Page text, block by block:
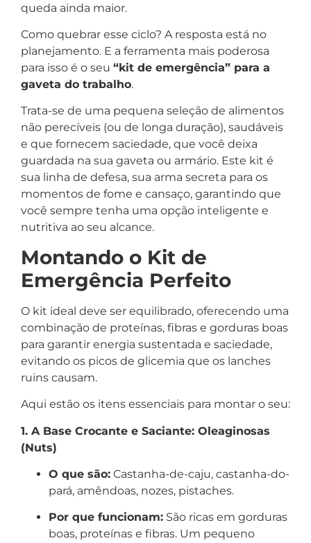
queda ainda maior.
Como quebrar esse ciclo? A resposta está no
planejamento. E a ferramenta mais poderosa
para isso é o seu “kit de emergência” para a
gaveta do trabalho.
Trata-se de uma pequena seleção de alimentos
não perecíveis (ou de longa duração), saudáveis
e que fornecem saciedade, que você deixa
guardada na sua gaveta ou armário. Este kit é
sua linha de defesa, sua arma secreta para os
momentos de fome e cansaço, garantindo que
você sempre tenha uma opção inteligente e
nutritiva ao seu alcance.
Montando o Kit de
Emergência Perfeito
O kit ideal deve ser equilibrado, oferecendo uma
combinação de proteínas, fibras e gorduras boas
para garantir energia sustentada e saciedade,
evitando os picos de glicemia que os lanches
ruins causam.
Aqui estão os itens essenciais para montar o seu:
1. A Base Crocante e Saciante: Oleaginosas
(Nuts)
O que são: Castanha-de-caju, castanha-do-
pará, amêndoas, nozes, pistaches.
Por que funcionam: São ricas em gorduras
boas, proteínas e fibras. Um pequeno